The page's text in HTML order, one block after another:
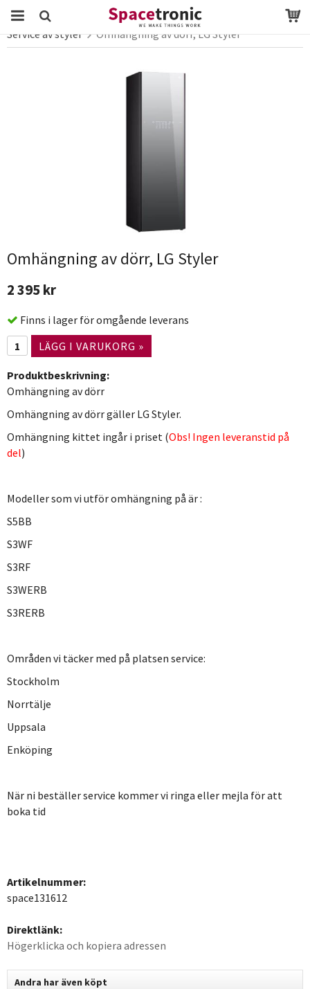
Startsida LG Service
Service av vitvaror
Service av styler
Omhängning av dörr, LG Styler
Omhängning av dörr, LG Styler
2 395 kr
Finns i lager för omgående leverans
LÄGG I VARUKORG »
Produktbeskrivning:
Omhängning av dörr
Omhängning av dörr gäller LG Styler.
Omhängning kittet ingår i priset (Obs! Ingen leveranstid på
del)
Modeller som vi utför omhängning på är :
S5BB
S3WF
S3RF
S3WERB
S3RERB
Områden vi täcker med på platsen service:
Stockholm
Norrtälje
Uppsala
Enköping
När ni beställer service kommer vi ringa eller mejla för att
boka tid
Artikelnummer:
space131612
Direktlänk:
Högerklicka och kopiera adressen
Andra har även köpt